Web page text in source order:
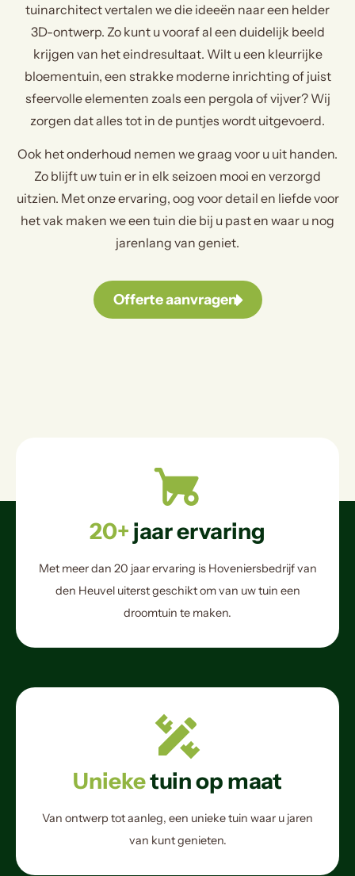
tuinarchitect vertalen we die ideeën naar een helder
3D-ontwerp. Zo kunt u vooraf al een duidelijk beeld
krijgen van het eindresultaat. Wilt u een kleurrijke
bloementuin, een strakke moderne inrichting of juist
sfeervolle elementen zoals een pergola of vijver? Wij
zorgen dat alles tot in de puntjes wordt uitgevoerd.
Ook het onderhoud nemen we graag voor u uit handen.
Zo blijft uw tuin er in elk seizoen mooi en verzorgd
uitzien. Met onze ervaring, oog voor detail en liefde voor
het vak maken we een tuin die bij u past en waar u nog
jarenlang van geniet.
Offerte aanvragen
20+ jaar ervaring
Met meer dan 20 jaar ervaring is Hoveniersbedrijf van
den Heuvel uiterst geschikt om van uw tuin een
droomtuin te maken.
Unieketuin op maat
Van ontwerp tot aanleg, een unieke tuin waar u jaren
van kunt genieten.